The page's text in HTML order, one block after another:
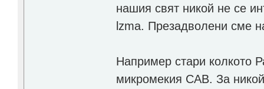
нашия свят никой не се
lzma. Презадволени сме
Например стари колкото
микромекия CAB. За